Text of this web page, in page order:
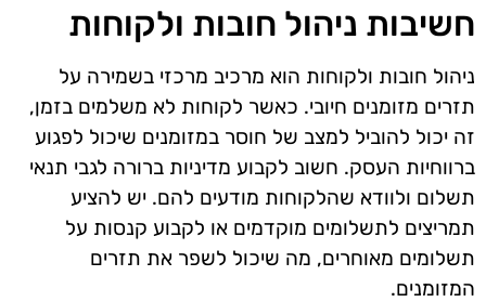
חשיבות ניהול חובות ולקוחות
ניהול חובות ולקוחות הוא מרכיב מרכזי בשמירה על
תזרים מזומנים חיובי. כאשר לקוחות לא משלמים בזמן,
זה יכול להוביל למצב של חוסר במזומנים שיכול לפגוע
ברווחיות העסק. חשוב לקבוע מדיניות ברורה לגבי תנאי
תשלום ולוודא שהלקוחות מודעים להם. יש להציע
תמריצים לתשלומים מוקדמים או לקבוע קנסות על
תשלומים מאוחרים, מה שיכול לשפר את תזרים
המזומנים.